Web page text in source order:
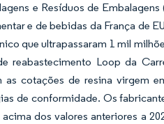
e Resíduos de
e de bebidas da França de
que ultrapassaram 1 mil
reabastecimento Loop da
cotações de resina virgem
de conformidade. Os
dos valores anteriores a